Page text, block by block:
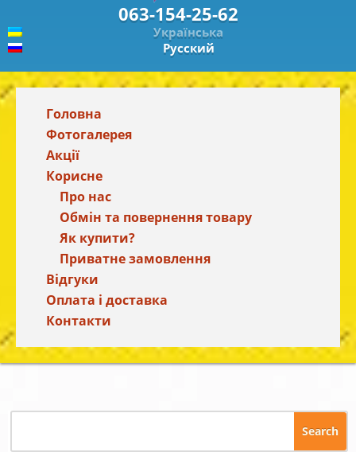
063-154-25-62
Українська
Русский
Головна
Фотогалерея
Акції
Корисне
Про нас
Обмін та повернення товару
Як купити?
Приватне замовлення
Відгуки
Оплата і доставка
Контакти